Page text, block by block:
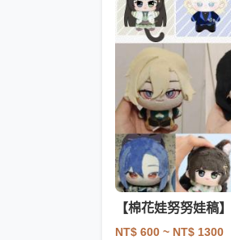
NT$ 600 ~ NT$ 1300